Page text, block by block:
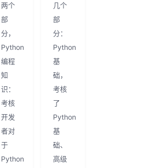
两个
部
分，
Python
编程
知
识：
考核
开发
者对
于
Python
几个
部
分：
Python
基
础，
考核
了
Python
基
础、
高级